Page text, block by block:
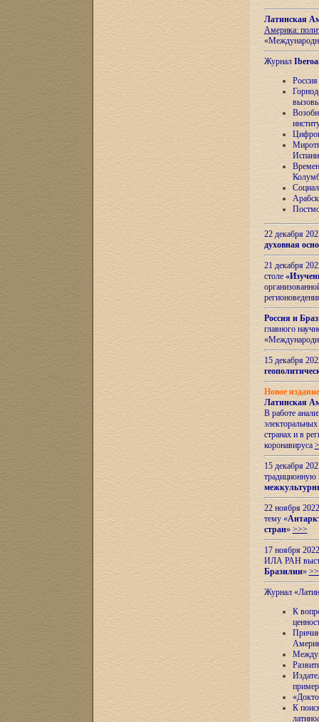
Латинская
Америка:
Журнал
22 декабря
духовная
21 декабря
столе
Россия и
главного
15 декабря
Новое
Латинская
В работе
странах и в
коронавируса
15 декабря
22 ноября
тему «
стран» >>>
17 ноября
ИЛА РАН
Бразилии»
Журнал
К
К